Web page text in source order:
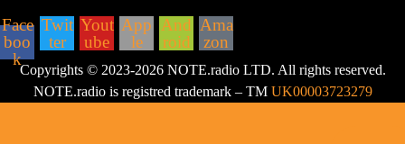
Face
boo
k
Twit
ter
Yout
ube
App
le
And
roid
Ama
zon
Copyrights © 2023-2026 NOTE.radio LTD. All rights reserved.
NOTE.radio is registred trademark – TM UK00003723279